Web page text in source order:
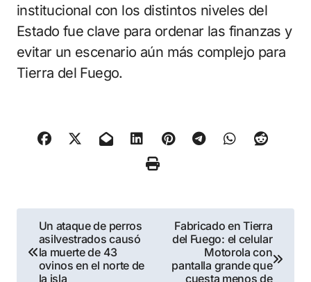
institucional con los distintos niveles del
Estado fue clave para ordenar las finanzas y
evitar un escenario aún más complejo para
Tierra del Fuego.
Navegación
de
Un ataque de perros
asilvestrados causó
la muerte de 43
ovinos en el norte de
la isla
Fabricado en Tierra
del Fuego: el celular
Motorola con
pantalla grande que
cuesta menos de